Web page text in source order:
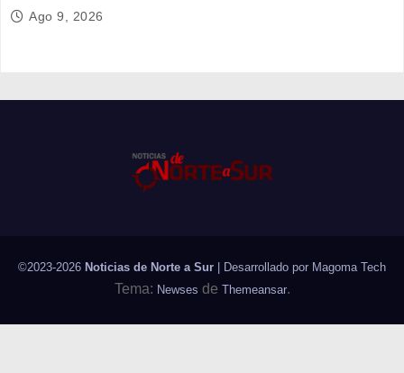
Ago 9, 2026
©2023-2026 Noticias de Norte a Sur | Desarrollado por Magoma Tech
Tema: Newses de Themeansar.